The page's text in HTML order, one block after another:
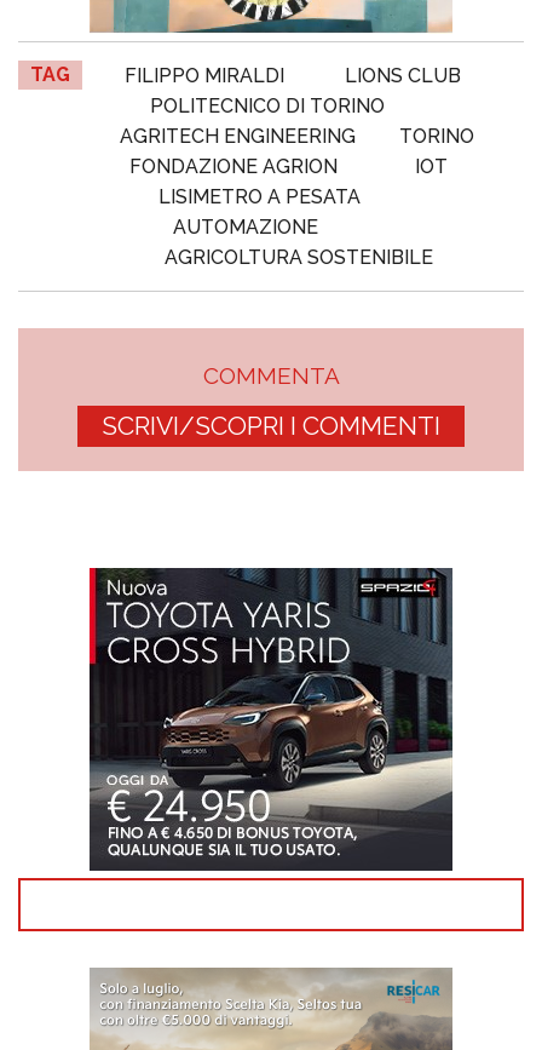
TAG FILIPPO MIRALDI
LIONS CLUB
POLITECNICO DI TORINO
AGRITECH ENGINEERING
TORINO
FONDAZIONE AGRION
IOT
LISIMETRO A PESATA
AUTOMAZIONE
AGRICOLTURA SOSTENIBILE
COMMENTA
SCRIVI/SCOPRI I COMMENTI